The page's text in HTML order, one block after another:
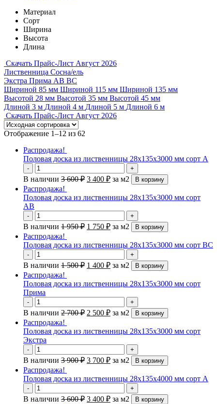
Материал
Сорт
Ширина
Высота
Длина
Скачать Прайс-Лист Август 2026
Лиственница Сосна/ель
Экстра Прима АВ ВС
Шириной 85 мм Шириной 115 мм Шириной 135 мм
Высотой 28 мм Высотой 35 мм Высотой 45 мм
Длиной 3 м Длиной 4 м Длиной 5 м Длиной 6 м
Скачать Прайс-Лист Август 2026
Отображение 1–12 из 62
Распродажа!
Половая доска из лиственницы 28х135х3000 мм сорт А
- +
В наличии 3 600₽ 3 400 ₽ за м2 В корзину
Распродажа!
Половая доска из лиственницы 28х135х3000 мм сорт
АВ
- +
В наличии 1 950₽ 1 750 ₽ за м2 В корзину
Распродажа!
Половая доска из лиственницы 28х135х3000 мм сорт ВС
- +
В наличии 1 500₽ 1 400 ₽ за м2 В корзину
Распродажа!
Половая доска из лиственницы 28х135х3000 мм сорт
Прима
- +
В наличии 2 700₽ 2 500 ₽ за м2 В корзину
Распродажа!
Половая доска из лиственницы 28х135х3000 мм сорт
Экстра
- +
В наличии 3 900₽ 3 700 ₽ за м2 В корзину
Распродажа!
Половая доска из лиственницы 28х135х4000 мм сорт А
- +
В наличии 3 600₽ 3 400 ₽ за м2 В корзину